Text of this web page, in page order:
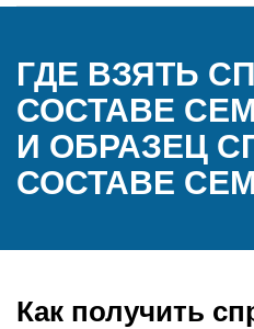
ГДЕ ВЗЯТЬ
СОСТАВЕ
И ОБРАЗЕЦ
СОСТАВЕ
Как получить